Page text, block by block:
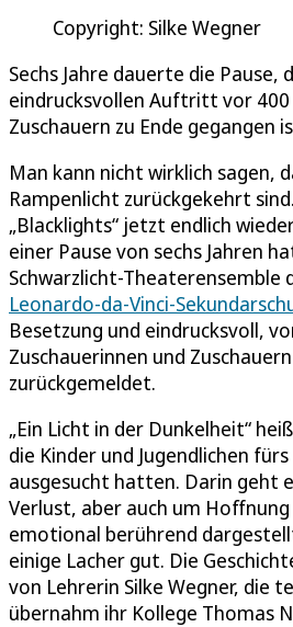
Copyright: Silke Wegner
Sechs Jahre dauerte die
eindrucksvollen Auftritt vor 400
Zuschauern zu Ende gegangen
Man kann nicht wirklich sagen,
Rampenlicht zurückgekehrt
„Blacklights“ jetzt endlich
einer Pause von sechs Jahren
Schwarzlicht-Theaterensemble
Leonardo-da-Vinci-
Besetzung und eindrucksvoll,
Zuschauerinnen und
zurückgemeldet.
„Ein Licht in der Dunkelheit“
die Kinder und Jugendlichen
ausgesucht hatten. Darin geht
Verlust, aber auch um Hoffnung
emotional berührend
einige Lacher gut. Die
von Lehrerin Silke Wegner, die
übernahm ihr Kollege Thomas